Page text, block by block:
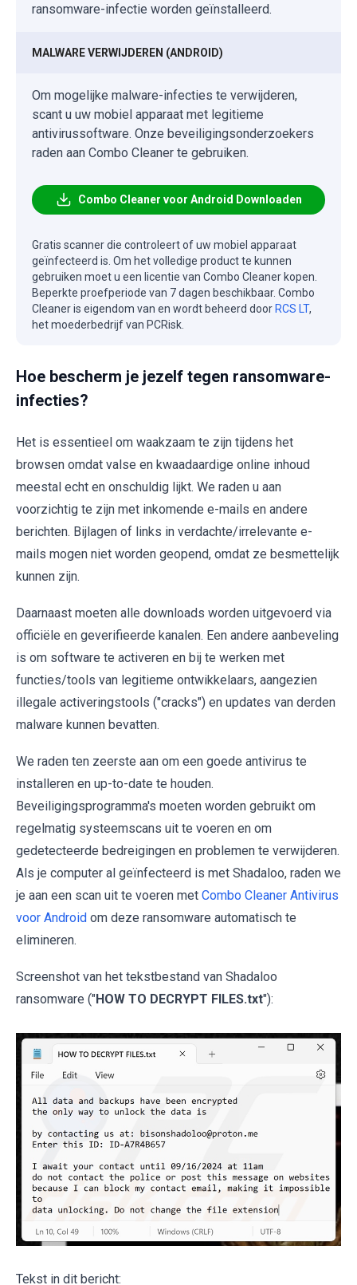
ransomware-infectie worden geïnstalleerd.
MALWARE VERWIJDEREN (ANDROID)
Om mogelijke malware-infecties te verwijderen,
scant u uw mobiel apparaat met legitieme
antivirussoftware. Onze beveiligingsonderzoekers
raden aan Combo Cleaner te gebruiken.
Combo Cleaner voor Android Downloaden
Gratis scanner die controleert of uw mobiel apparaat
geïnfecteerd is. Om het volledige product te kunnen
gebruiken moet u een licentie van Combo Cleaner kopen.
Beperkte proefperiode van 7 dagen beschikbaar. Combo
Cleaner is eigendom van en wordt beheerd doorRCS LT,
het moederbedrijf van PCRisk.
Hoe bescherm je jezelf tegen ransomware-
infecties?
Het is essentieel om waakzaam te zijn tijdens het
browsen omdat valse en kwaadaardige online inhoud
meestal echt en onschuldig lijkt. We raden u aan
voorzichtig te zijn met inkomende e-mails en andere
berichten. Bijlagen of links in verdachte/irrelevante e-
mails mogen niet worden geopend, omdat ze besmettelijk
kunnen zijn.
Daarnaast moeten alle downloads worden uitgevoerd via
officiële en geverifieerde kanalen. Een andere aanbeveling
is om software te activeren en bij te werken met
functies/tools van legitieme ontwikkelaars, aangezien
illegale activeringstools ("cracks") en updates van derden
malware kunnen bevatten.
We raden ten zeerste aan om een goede antivirus te
installeren en up-to-date te houden.
Beveiligingsprogramma's moeten worden gebruikt om
regelmatig systeemscans uit te voeren en om
gedetecteerde bedreigingen en problemen te verwijderen.
Als je computer al geïnfecteerd is met Shadaloo, raden we
je aan een scan uit te voeren met Combo Cleaner Antivirus
voor Android om deze ransomware automatisch te
elimineren.
Screenshot van het tekstbestand van Shadaloo
ransomware ("HOW TO DECRYPT FILES.txt"):
Tekst in dit bericht: